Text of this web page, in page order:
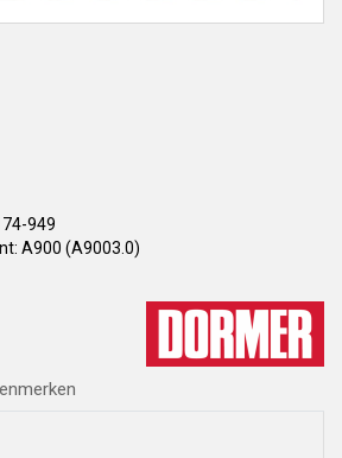
949
A900 (A9003.0)